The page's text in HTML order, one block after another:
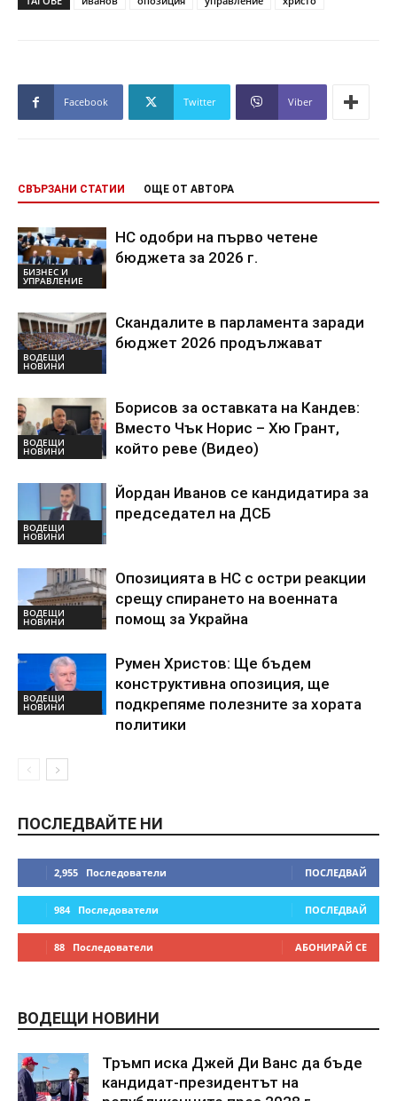
Facebook Twitter Viber
СВЪРЗАНИ СТАТИИ ОЩЕ ОТ АВТОРА
БИЗНЕС И
УПРАВЛЕНИЕ
НС одобри на първо четене
бюджета за 2026 г.
ВОДЕЩИ
НОВИНИ
Скандалите в парламента заради
бюджет 2026 продължават
ВОДЕЩИ
НОВИНИ
Борисов за оставката на Кандев:
Вместо Чък Норис – Хю Грант,
който реве (Видео)
ВОДЕЩИ
НОВИНИ
Йордан Иванов се кандидатира за
председател на ДСБ
ВОДЕЩИ
НОВИНИ
Опозицията в НС с остри реакции
срещу спирането на военната
помощ за Украйна
ВОДЕЩИ
НОВИНИ
Румен Христов: Ще бъдем
конструктивна опозиция, ще
подкрепяме полезните за хората
политики
ПОСЛЕДВАЙТЕ НИ
2,955 Последователи ПОСЛЕДВАЙ
984 Последователи ПОСЛЕДВАЙ
88 Последователи АБОНИРАЙ СЕ
ВОДЕЩИ НОВИНИ
Тръмп иска Джей Ди Ванс да бъде
кандидат-президентът на